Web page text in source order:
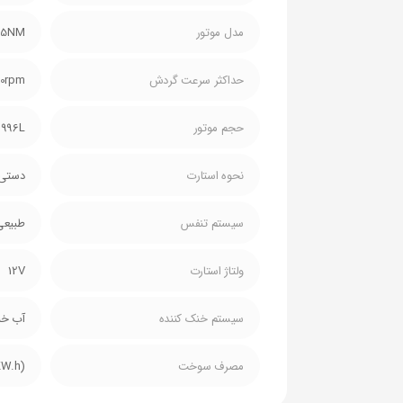
مدل موتور
حداکثر سرعت گردش
حجم موتور
نحوه استارت
سیستم تنفس
ولتاژ استارت 12V
سیستم خنک کننده آب
مصرف سوخت (g/KW.h)288